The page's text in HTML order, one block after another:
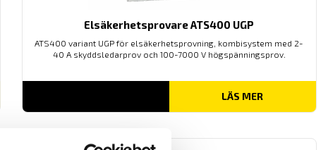
Elsäkerhetsprovare ATS400 UGP
ATS400 variant UGP för elsäkerhetsprovning, kombisystem med 2-
40 A skyddsledarprov och 100-7000 V högspänningsprov.
LÄS MER